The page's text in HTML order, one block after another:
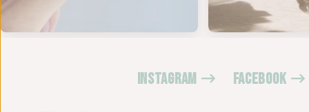
INSTAGRAM FACEBOOK